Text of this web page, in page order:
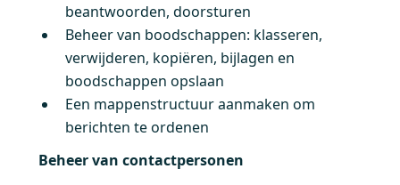
beantwoorden, doorsturen
Beheer van boodschappen: klasseren,
verwijderen, kopiëren, bijlagen en
boodschappen opslaan
Een mappenstructuur aanmaken om
berichten te ordenen
Beheer van contactpersonen